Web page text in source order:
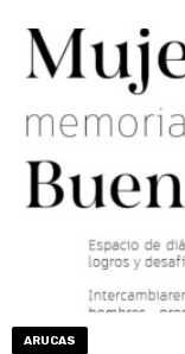
ARUCAS